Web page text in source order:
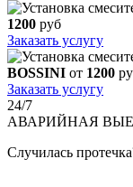
1200 руб
Заказать услугу
BOSSINI от 1200
Заказать услугу
24/7
АВАРИЙНАЯ
Случилась